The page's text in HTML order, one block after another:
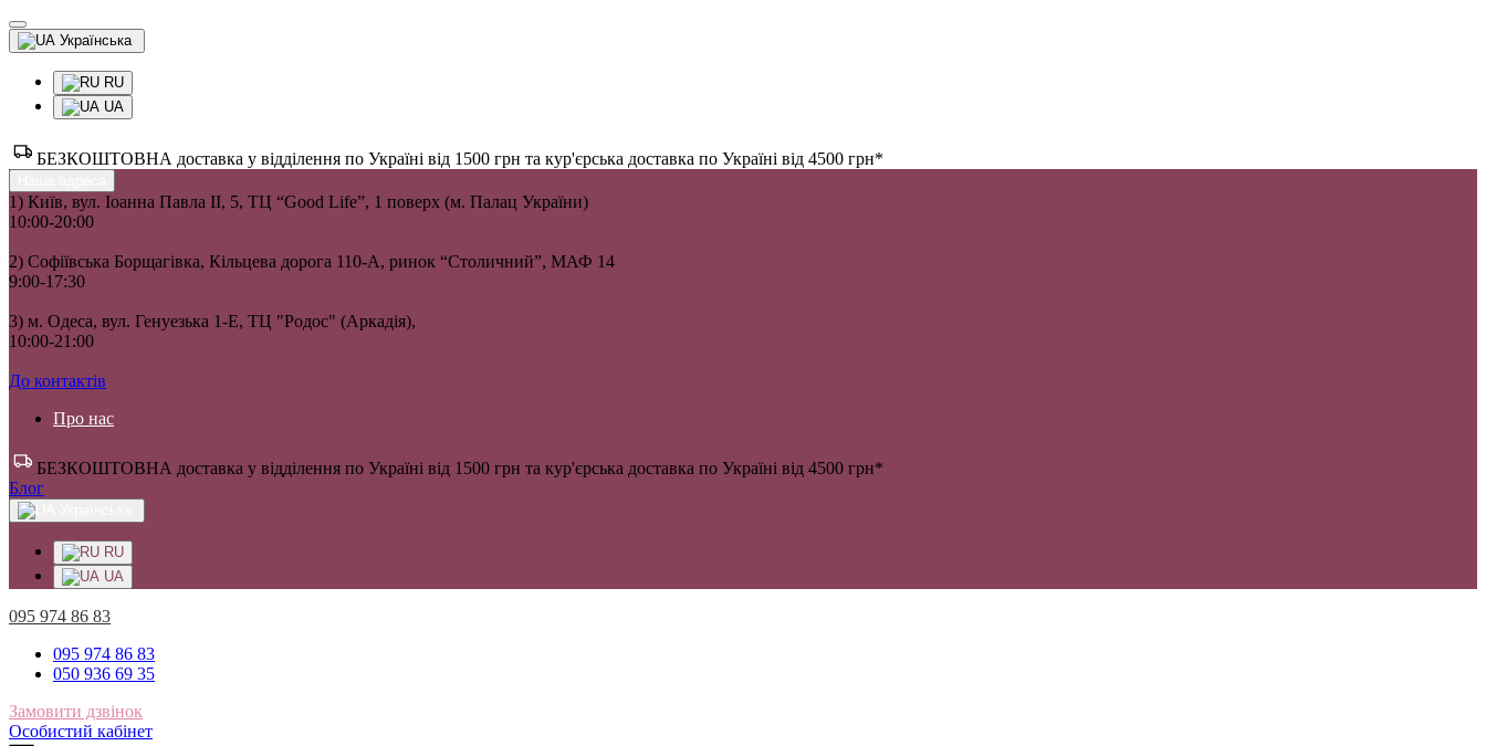
Українська
RU
UA
БЕЗКОШТОВНА доставка у відділення по Україні від 1500 грн та кур'єрська доставка по Україні від 4500 грн*
1) Київ, вул. Іоанна Павла II, 5, ТЦ “Good Life”, 1 поверх (м. Палац України)
10:00-20:00
2) Софіївська Борщагівка, Кільцева дорога 110-А, ринок “Столичний”, МАФ 14
9:00-17:30
3) м. Одеса, вул. Генуезька 1-Е, ТЦ "Родос" (Аркадія),
10:00-21:00
До контактів
Про нас
БЕЗКОШТОВНА доставка у відділення по Україні від 1500 грн та кур'єрська доставка по Україні від 4500 грн*
Блог
RU
UA
095 974 86 83
095 974 86 83
050 936 69 35
Замовити дзвінок
Особистий кабінет